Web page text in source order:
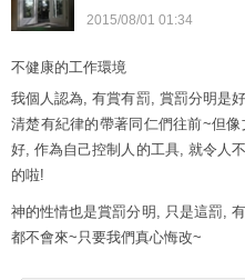
2015/08/01 01:34
不健康的工作環境
我個人認為, 有賞有罰, 賞罰分明是
清楚有紀律的帶著同仁們往前~但
好, 作為自己控制人的工具, 就令人
的啦!
神的性情也是賞罰分明, 只是這罰,
都不會來~只要我們真心悔改~